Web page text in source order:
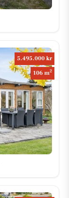
5.495.000 kr
106 m2